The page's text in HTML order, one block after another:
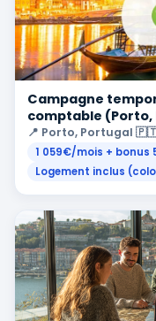
Campagne
comptable
📍 Porto, Portugal
1 059€/mois + bonus
Logement inclus